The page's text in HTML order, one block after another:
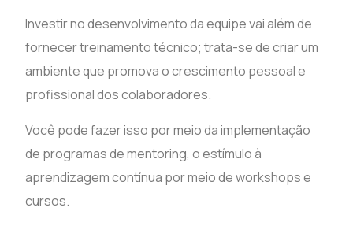
Investir no desenvolvimento da equipe vai além de
fornecer treinamento técnico; trata-se de criar um
ambiente que promova o crescimento pessoal e
profissional dos colaboradores.
Você pode fazer isso por meio da implementação
de programas de mentoring, o estímulo à
aprendizagem contínua por meio de workshops e
cursos.